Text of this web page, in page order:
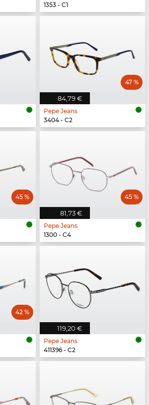
1353 - C1
84,79 €
47 %
Pepe Jeans
3404 - C2
45 %
81,73 €
45 %
Pepe Jeans
1300 - C4
42 %
119,20 €
Pepe Jeans
411396 - C2